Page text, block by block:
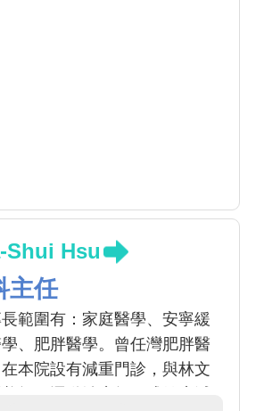
Shui Hsu
主任
範圍有：家庭醫學、安寧緩
、肥胖醫學。曾任灣肥胖醫
本院設有減重門診，與林文